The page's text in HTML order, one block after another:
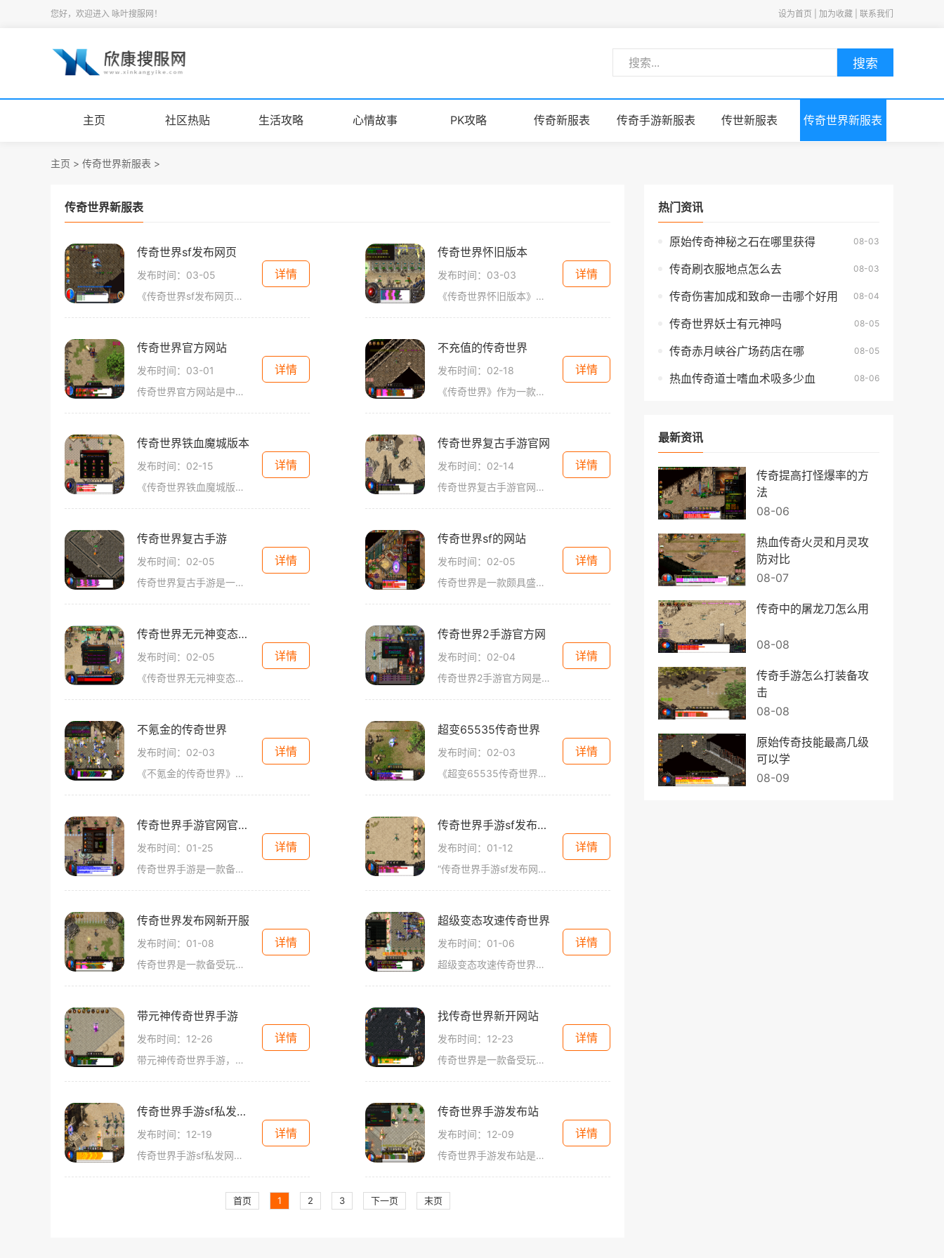
您好，欢迎进入 咏叶搜服网！ 设为首页 | 加为收藏 | 联系我们
搜索
主页 社区热贴 生活攻略 心情故事 PK攻略 传奇新服表 传奇手游新服表 传世新服表 传奇世界新服表
主页 > 传奇世界新服表 >
传奇世界新服表
传奇世界sf发布网页
发布时间：03-05
《传奇世界sf发布网页》是一个专门发布传奇世界私服的网站，旨在让玩家能够尽情享受传奇世界游戏的乐趣。作为一款经典的多人在线角色扮演游戏，传奇世界一直以来都深受广大玩家
详情
传奇世界怀旧版本
发布时间：03-03
《传奇世界怀旧版本》是一款以中世纪魔幻为背景的经典网络游戏，它将玩家带入一个充满传说和冒险的世界。这个怀旧版本的传奇世界重新恢复了原版游戏的经典玩法，让老玩家重温
详情
传奇世界官方网站
发布时间：03-01
传奇世界官方网站是中国最受欢迎的在线多人游戏之一。自2001年首次发布以来，传奇世界不仅迅速赢得了广大玩家的喜爱，而且还成功地在全球范围内建立了庞大而忠实的玩家群体。作
详情
不充值的传奇世界
发布时间：02-18
《传奇世界》作为一款经典老牌的网络游戏，在玩家中一直拥有着特殊的地位。而对玩家来说，是否充值一直是个让人犹豫的问题。对于那些不愿意花费太多金钱但又想享受游戏乐趣的
详情
传奇世界铁血魔城版本
发布时间：02-15
《传奇世界铁血魔城版本》是腾讯公司旗下一款受欢迎的网络游戏。游戏以传奇世界为背景，打造了一个充满魔幻与刺激的玩法，吸引了众多玩家的参与。本文将详细介绍《传奇世界铁
详情
传奇世界复古手游官网
发布时间：02-14
传奇世界复古手游官网是一个致力于让玩家重温经典的手机游戏平台。作为传奇世界的衍生作品，它完美地再现了经典传奇的感觉，让玩家可以重新体验到那些令人难忘的游戏时光。在
详情
传奇世界复古手游
发布时间：02-05
传奇世界复古手游是一款备受期待的经典游戏复刻版手游。作为一款中文文章，今天我们将为大家带来这款游戏的详细介绍。传奇世界复古手游是基于经典PC端游戏《传奇世界》打造的一
详情
传奇世界sf的网站
发布时间：02-05
传奇世界是一款颇具盛名的多人在线角色扮演游戏，它的多个私服版也备受玩家喜爱。在这篇文章中，我将向大家介绍一下关于传奇世界sf的网站。这些网站不仅提供了游戏的下载和注册
详情
传奇世界无元神变态手游
发布时间：02-05
《传奇世界无元神变态手游》是一款备受玩家喜爱的网络游戏。它拥有独特的玩法和精彩的游戏体验，让玩家沉浸其中。下面将为大家详细介绍这款游戏的具体玩法。游戏设定在一个神
详情
传奇世界2手游官方网
发布时间：02-04
传奇世界2手游官方网是一款备受期待的网游手游，以其精美的画面、刺激的战斗和丰富的玩法而受到广大玩家的喜爱。下面就给大家介绍一下传奇世界2手游官方网的具体玩法。传奇世界
详情
不氪金的传奇世界
发布时间：02-03
《不氪金的传奇世界》是一款非常受欢迎的在线游戏，它以其独特的游戏玩法和无需氪金的特点，吸引了众多玩家的关注。下面将为大家详细介绍这款游戏的具体玩法。游戏的核心玩法
详情
超变65535传奇世界
发布时间：02-03
《超变65535传奇世界》是一款备受玩家喜爱的多人在线角色扮演游戏。游戏以充满魔幻元素的世界为背景，玩家可自由选择不同的职业，体验刺激的冒险和丰富多样的玩法。以下将详细介
详情
传奇世界手游官网官方网站
发布时间：01-25
传奇世界手游是一款备受玩家喜爱的角色扮演游戏，该游戏具有丰富多样的玩法和精美绝伦的画面，给玩家带来了极致的游戏体验。作为传奇系列的新作，传奇世界手游官方网站是玩家
详情
传奇世界手游sf发布网站
发布时间：01-12
“传奇世界手游sf发布网站”是一个专门为传奇世界手游私服发布提供平台的网站。作为热衷于传奇世界手游私服的玩家们，我们对于这个网站充满了期待。除了私服发布之外，它还提供
详情
传奇世界发布网新开服
发布时间：01-08
传奇世界是一款备受玩家喜爱的传奇主题网游，自发布以来广受赞誉。喜欢这款游戏的玩家们有了一个令人期待的好消息——传奇世界发布网又将举行新开服活动了！本文将详细介绍传
详情
超级变态攻速传奇世界
发布时间：01-06
超级变态攻速传奇世界是一款以传奇题材为背景的中文游戏。游戏追求刺激与快节奏的玩法，为玩家提供了独特、创新的游戏体验。下面将详细介绍此款游戏的具体玩法。超级变态攻速
详情
带元神传奇世界手游
发布时间：12-26
带元神传奇世界手游，是一款风靡全球的MMORPG手游。游戏以独特的玩法和精美的画面，为玩家们打造了一个华丽绝伦的游戏世界。今天，让我们一起来了解一下这款精彩纷呈的手游吧。
详情
找传奇世界新开网站
发布时间：12-23
传奇世界是一款备受玩家喜爱的角色扮演游戏，该游戏以其精美的画面、多样化的玩法和独特的职业系统而闻名于世。有一批新开传奇世界网站上线了，为广大玩家提供了更多乐趣和挑
详情
传奇世界手游sf私发网站
发布时间：12-19
传奇世界手游sf私发网站，作为传奇世界手游的私服聚集地，为广大玩家提供了一个畅享游戏乐趣的平台。在这个网站上，玩家可以体验到与正式服不同的游戏模式和特色玩法。下面将为
详情
传奇世界手游发布站
发布时间：12-09
传奇世界手游发布站是一款备受期待的游戏，它将经典的传奇世界带到了手机上，让玩家可以随时随地体验这个受人喜爱的游戏。在这个游戏中，玩家可以选择不同的职业，与其他玩家
详情
首页 1 2 3 下一页 末页
热门资讯
原始传奇神秘之石在哪里获得 08-03
传奇刷衣服地点怎么去 08-03
传奇伤害加成和致命一击哪个好用 08-04
传奇世界妖士有元神吗 08-05
传奇赤月峡谷广场药店在哪 08-05
热血传奇道士嗜血术吸多少血 08-06
最新资讯
传奇提高打怪爆率的方
法
08-06
热血传奇火灵和月灵攻
防对比
08-07
传奇中的屠龙刀怎么用
08-08
传奇手游怎么打装备攻
击
08-08
原始传奇技能最高几级
可以学
08-09